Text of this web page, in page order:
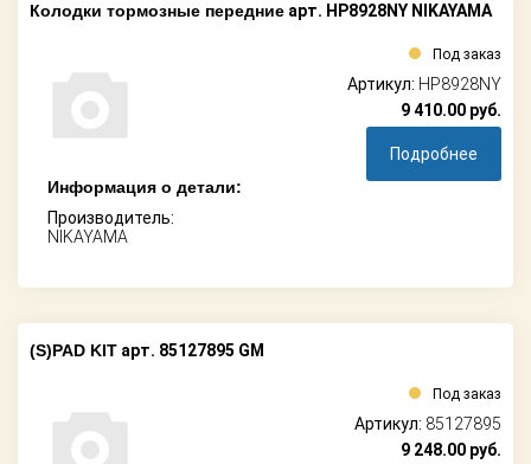
Колодки тормозные передние арт. HP8928NY NIKAYAMA
Информация о детали:
Производитель:
NIKAYAMA
Под заказ
Артикул: HP8928NY
9 410.00 руб.
Подробнее
(S)PAD KIT арт. 85127895 GM
Под заказ
Артикул: 85127895
9 248.00 руб.